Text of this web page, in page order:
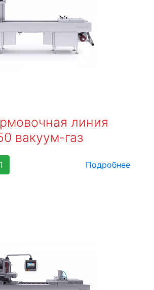
линия
вакуум-газ
Подробнее